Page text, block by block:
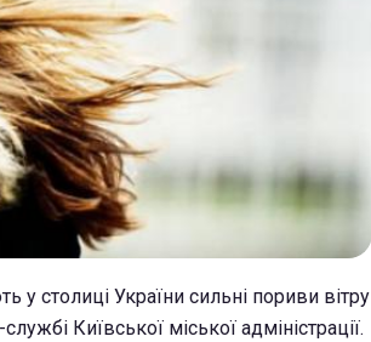
у столиці України сильні пориви вітру
Київської міської адміністрації.